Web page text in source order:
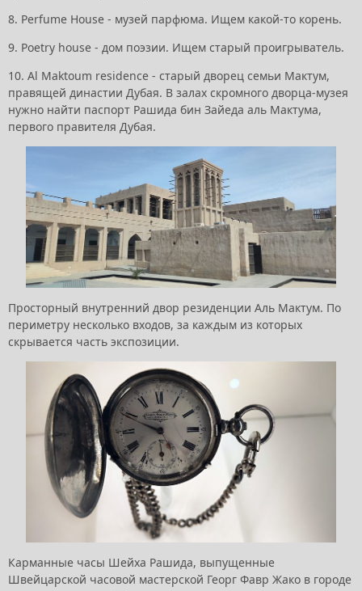
8. Perfume House - музей парфюма. Ищем какой-то корень.
9. Poetry house - дом поэзии. Ищем старый проигрыватель.
10. Al Maktoum residence - старый дворец семьи Мактум,
правящей династии Дубая. В залах скромного дворца-музея
нужно найти паспорт Рашида бин Зайеда аль Мактума,
первого правителя Дубая.
Просторный внутренний двор резиденции Аль Мактум. По
периметру несколько входов, за каждым из которых
скрывается часть экспозиции.
Карманные часы Шейха Рашида, выпущенные
Швейцарской часовой мастерской Георг Фавр Жако в городе